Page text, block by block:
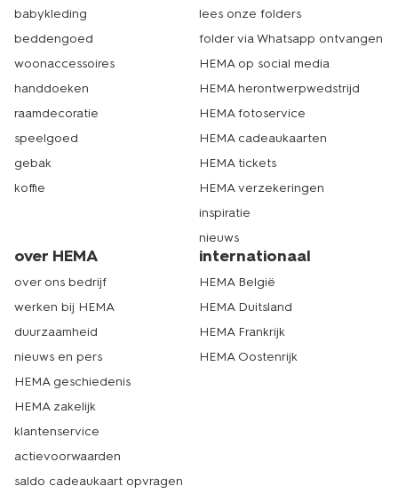
website en bestel online. Handig! Dat is echt HEMA.
babykleding
beddengoed
woonaccessoires
handdoeken
raamdecoratie
speelgoed
gebak
koffie
lees onze folders
folder via Whatsapp ontvangen
HEMA op social media
HEMA herontwerpwedstrijd
HEMA fotoservice
HEMA cadeaukaarten
HEMA tickets
HEMA verzekeringen
inspiratie
nieuws
over HEMA
over ons bedrijf
werken bij HEMA
duurzaamheid
nieuws en pers
HEMA geschiedenis
HEMA zakelijk
klantenservice
actievoorwaarden
saldo cadeaukaart opvragen
internationaal
HEMA België
HEMA Duitsland
HEMA Frankrijk
HEMA Oostenrijk